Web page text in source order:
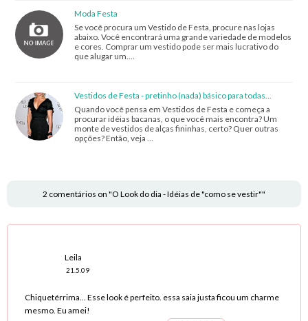
Moda Festa
Se você procura um Vestido de Festa, procure nas lojas
abaixo. Você encontrará uma grande variedade de modelos
e cores. Comprar um vestido pode ser mais lucrativo do
que alugar um.…
Vestidos de Festa - pretinho (nada) básico para todas...
Quando você pensa em Vestidos de Festa e começa a
procurar idéias bacanas, o que você mais encontra? Um
monte de vestidos de alças fininhas, certo? Quer outras
opções? Então, veja …
2 comentários on "O Look do dia - Idéias de "como se vestir""
Leila
21.5.09
Chiquetérrima... Esse look é perfeito. essa saia justa ficou um charme
mesmo. Eu amei!